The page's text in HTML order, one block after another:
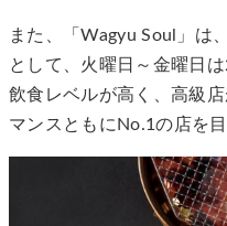
また、「Wagyu Soul」は
として、火曜日～金曜日
飲食レベルが高く、高級
マンスともにNo.1の店を目